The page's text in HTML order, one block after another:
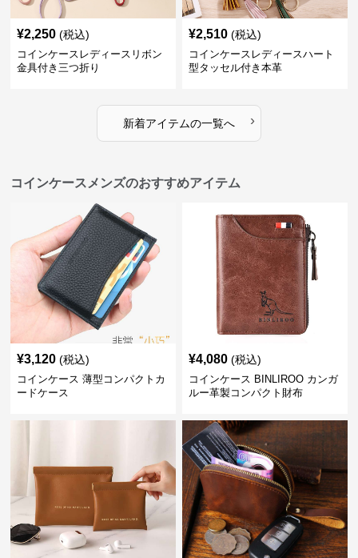
¥2,250 (税込)
コインケースレディースリボン
金具付き三つ折り
¥2,510 (税込)
コインケースレディースハート
型タッセル付き本革
新着アイテムの一覧へ ›
コインケースメンズのおすすめアイテム
¥3,120 (税込)
コインケース 薄型コンパクトカ
ードケース
¥4,080 (税込)
コインケース BINLIROO カンガ
ルー革製コンパクト財布